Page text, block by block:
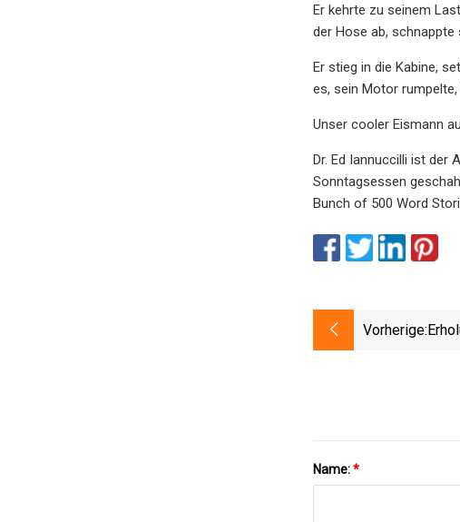
Er kehrte zu seinem
der Hose ab, schnappte
Er stieg in die Kabine,
es, sein Motor
Unser cooler Eismann
Dr. Ed Iannuccilli ist der
Sonntagsessen
Bunch of 500 Word
Vorherige:
Name:*